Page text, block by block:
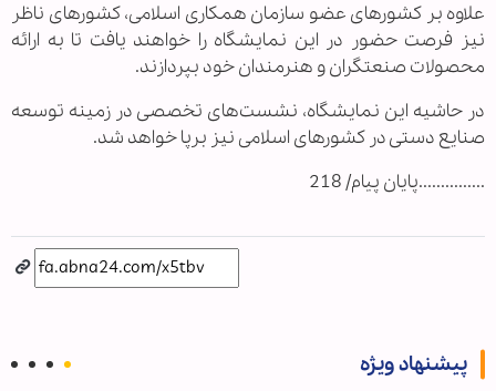
علاوه بر كشورهای عضو سازمان همكاری اسلامی، كشورهای ناظر
نيز فرصت حضور در اين نمايشگاه را خواهند يافت تا به ارائه
محصولات صنعتگران و هنرمندان خود بپردازند.
در حاشيه اين نمايشگاه، نشست‌های تخصصی در زمينه توسعه
صنايع دستی در كشورهای اسلامی نيز برپا خواهد شد.
...............پایان پیام/ 218
پیشنهاد ویژه